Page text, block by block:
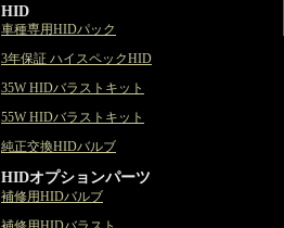
HID
車種専用HIDパック
3年保証 ハイスペックHID
35W HIDバラストキット
55W HIDバラストキット
純正交換HIDバルブ
HIDオプションパーツ
補修用HIDバルブ